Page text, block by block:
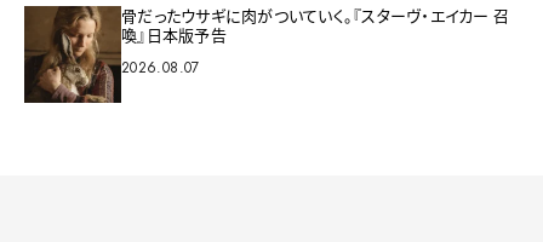
骨だったウサギに肉がついていく。『スターヴ・エイカー 召
喚』日本版予告
2026.08.07